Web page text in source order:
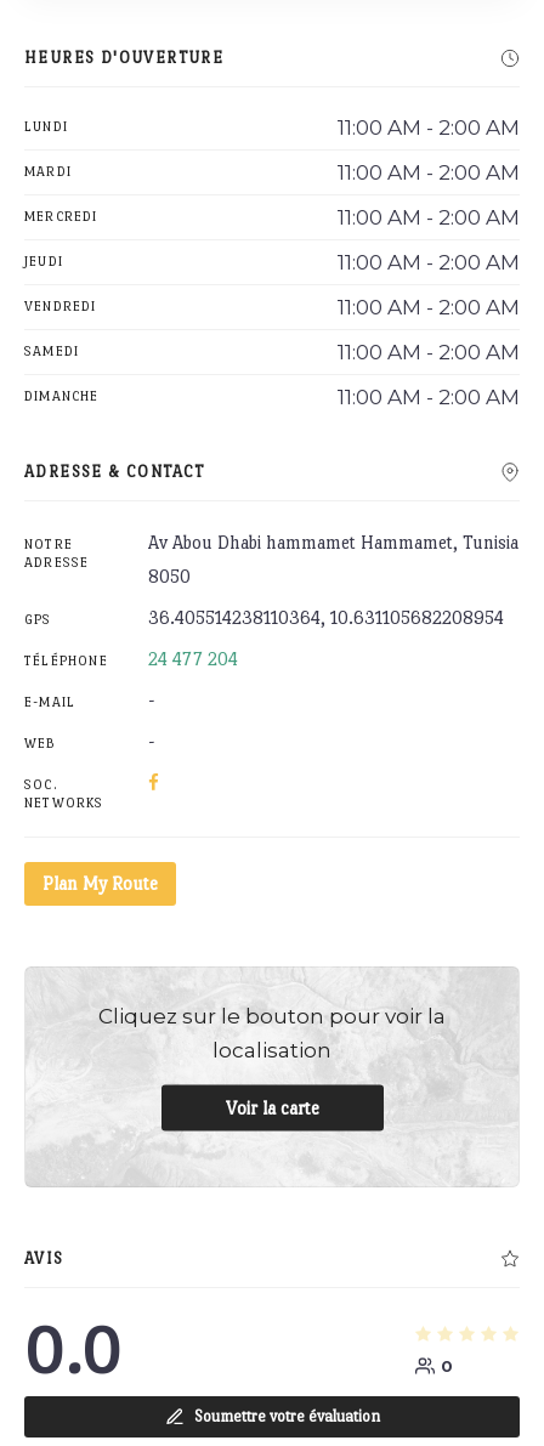
HEURES D'OUVERTURE
LUNDI 11:00 AM - 2:00 AM
MARDI 11:00 AM - 2:00 AM
MERCREDI 11:00 AM - 2:00 AM
JEUDI 11:00 AM - 2:00 AM
VENDREDI 11:00 AM - 2:00 AM
SAMEDI 11:00 AM - 2:00 AM
DIMANCHE 11:00 AM - 2:00 AM
ADRESSE & CONTACT
NOTRE
ADRESSE
Av Abou Dhabi hammamet Hammamet, Tunisia
8050
GPS 36.405514238110364, 10.631105682208954
TÉLÉPHONE 24 477 204
E-MAIL -
WEB -
SOC.
NETWORKS
Plan My Route
Cliquez sur le bouton pour voir la
localisation
Voir la carte
AVIS
0.0 0
Soumettre votre évaluation